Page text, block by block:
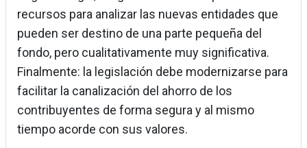
recursos para analizar las nuevas entidades que
pueden ser destino de una parte pequeña del
fondo, pero cualitativamente muy significativa.
Finalmente: la legislación debe modernizarse para
facilitar la canalización del ahorro de los
contribuyentes de forma segura y al mismo
tiempo acorde con sus valores.